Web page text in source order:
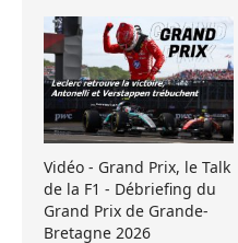
Vidéo - Grand Prix, le Talk
de la F1 - Débriefing du
Grand Prix de Grande-
Bretagne 2026